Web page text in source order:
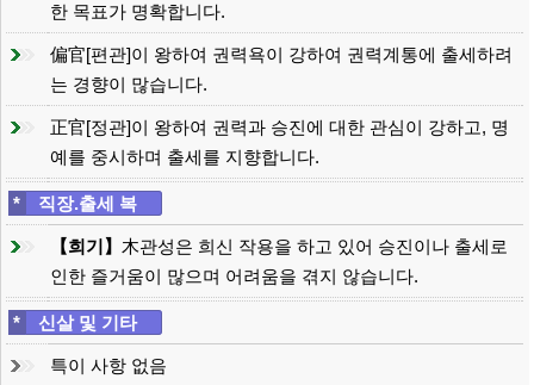
한 목표가 명확합니다.
偏官[편관]이 왕하여 권력욕이 강하여 권력계통에 출세하려
는 경향이 많습니다.
正官[정관]이 왕하여 권력과 승진에 대한 관심이 강하고, 명
예를 중시하며 출세를 지향합니다.
* 직장.출세 복
【희기】 木관성은 희신 작용을 하고 있어 승진이나 출세로
인한 즐거움이 많으며 어려움을 겪지 않습니다.
* 신살 및 기타
특이 사항 없음